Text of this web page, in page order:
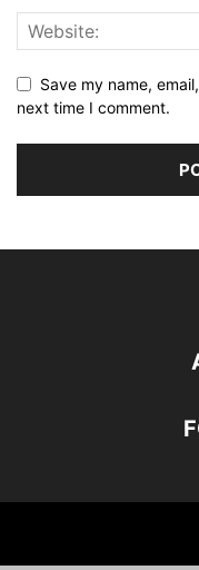
Save my name,
next time I comment.